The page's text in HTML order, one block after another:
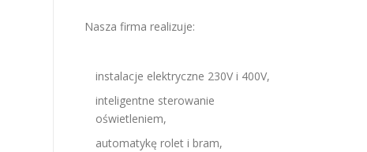
Nasza firma realizuje:
instalacje elektryczne 230V i 400V,
inteligentne sterowanie
oświetleniem,
automatykę rolet i bram,